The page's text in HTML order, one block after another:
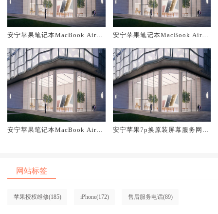
安宁苹果笔记本MacBook Air换
安宁苹果笔记本MacBook Air换
安宁苹果笔记本MacBook Air换
安宁苹果7p换原装屏幕服务网点
网站标签
苹果授权维修(185) iPhone(172) 售后服务电话(89)